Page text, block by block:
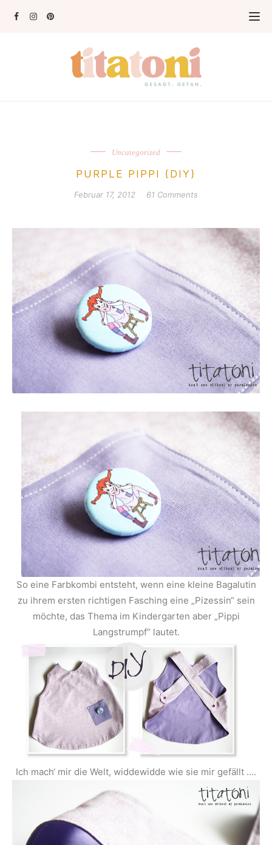
Uncategorized
PURPLE PIPPI {DIY}
Februar 17, 2012 61 Comments
So eine Farbkombi entsteht, wenn eine kleine Bagalutin
zu ihrem ersten richtigen Fasching eine „Pizessin“ sein
möchte, das Thema im Kindergarten aber „Pippi
Langstrumpf“ lautet.
Ich mach‘ mir die Welt, widdewidde wie sie mir gefällt ….